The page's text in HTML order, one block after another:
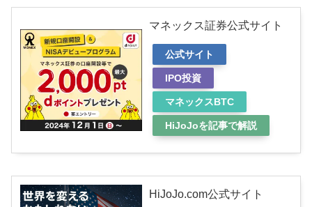
マネックス証券公式サイト
公式サイト
IPO投資
マネックスBTC
HiJoJoを記事で解説
HiJoJo.com公式サイト